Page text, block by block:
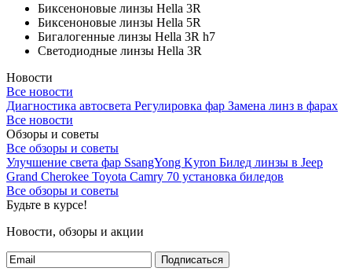
Биксеноновые линзы Hella 3R
Биксеноновые линзы Hella 5R
Бигалогенные линзы Hella 3R h7
Светодиодные линзы Hella 3R
Новости
Все новости
Диагностика автосвета Регулировка фар Замена линз в фарах
Все новости
Обзоры и советы
Все обзоры и советы
Улучшение света фар SsangYong Kyron Билед линзы в Jeep
Grand Cherokee Toyota Camry 70 установка биледов
Все обзоры и советы
Будьте в курсе!
Новости, обзоры и акции
Подписаться